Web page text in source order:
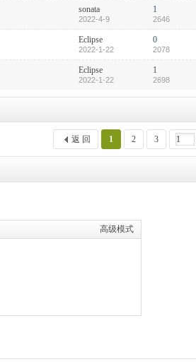
sonata
2022-4-9
1
2646
Eclipse
2022-1-22
0
2078
Eclipse
2022-1-22
1
2698
1 2 3
返 回
高级模式